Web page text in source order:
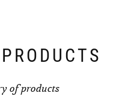
of products